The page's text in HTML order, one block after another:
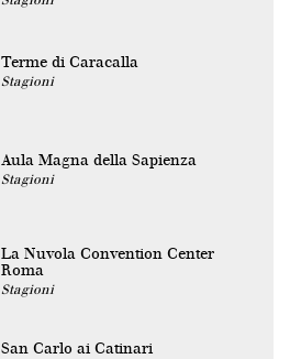
Terme di Caracalla
Stagioni
Aula Magna della Sapienza
Stagioni
La Nuvola Convention Center
Roma
Stagioni
San Carlo ai Catinari